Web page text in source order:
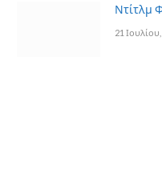
Ντίτλμ
21